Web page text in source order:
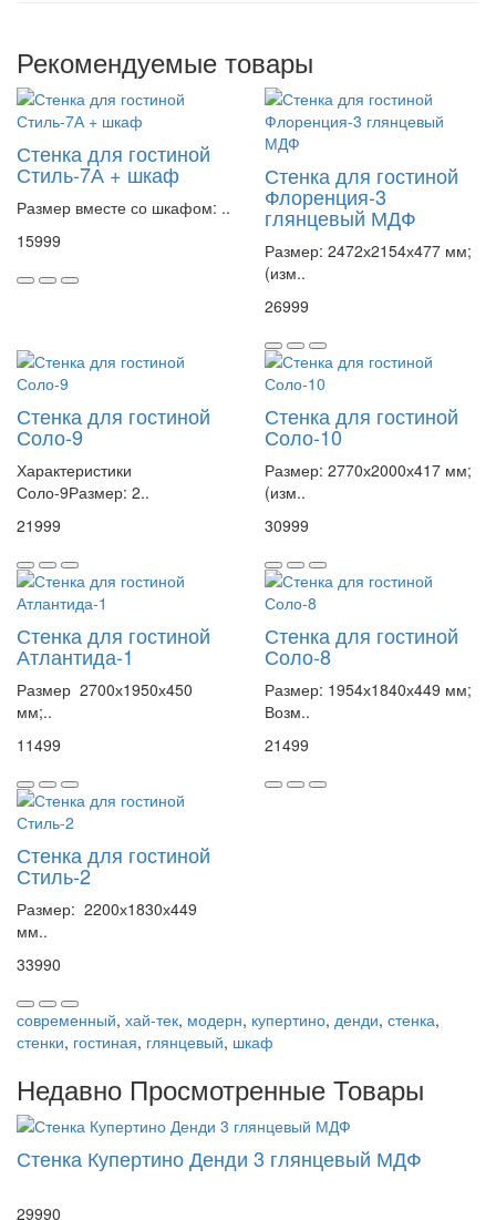
Рекомендуемые товары
Стенка для гостиной
Стиль-7А + шкаф
Размер вместе со шкафом: ..
15999
Стенка для гостиной
Флоренция-3
глянцевый МДФ
Размер: 2472х2154х477 мм;
(изм..
26999
Стенка для гостиной
Соло-9
Характеристики
Соло-9Размер: 2..
21999
Стенка для гостиной
Соло-10
Размер: 2770х2000х417 мм;
(изм..
30999
Стенка для гостиной
Атлантида-1
Размер 2700х1950х450
мм;..
11499
Стенка для гостиной
Соло-8
Размер: 1954х1840х449 мм;
Возм..
21499
Стенка для гостиной
Стиль-2
Размер: 2200х1830х449
мм..
33990
современный, хай-тек, модерн, купертино, денди, стенка,
стенки, гостиная, глянцевый, шкаф
Недавно Просмотренные Товары
Стенка Купертино Денди 3 глянцевый МДФ
29990